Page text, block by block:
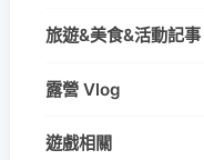
旅遊&美食&活動記事
露營 Vlog
遊戲相關